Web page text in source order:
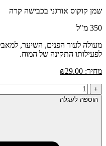
שמן קוקוס אורגני בכבישה קרה
350 מ"ל
מעולה לעור הפנים, השיער,
לפעילותו התקינה של המוח.
מחיר:
₪29.00
+
כמות
של
הוספה לעגלה